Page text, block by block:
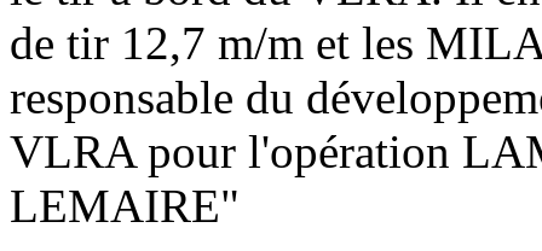
de tir 12,7 m/m et les
responsable du
VLRA pour l'opération
LEMAIRE"